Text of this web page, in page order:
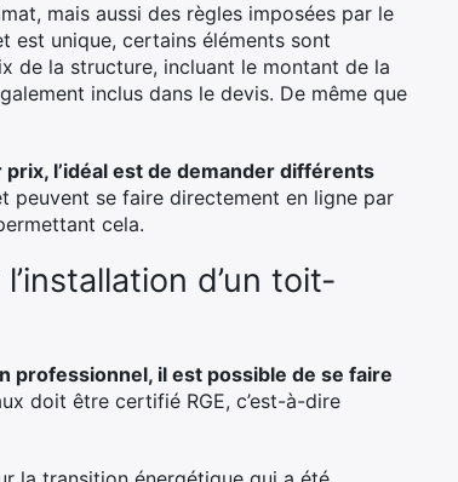
mais aussi des règles imposées par le
est unique, certains éléments sont
de la structure, incluant le montant de la
inclus dans le devis. De même que
l’idéal est de demander différents
peuvent se faire directement en ligne par
cela.
d’un toit-
professionnel, il est possible de se faire
doit être certifié RGE, c’est-à-dire